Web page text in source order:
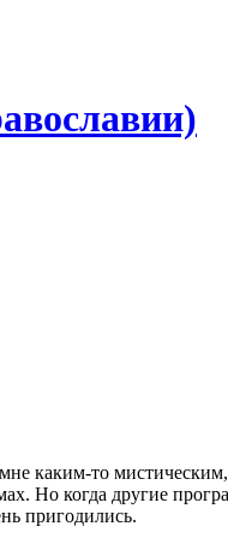
мне каким-то
Но когда другие
пригодились.